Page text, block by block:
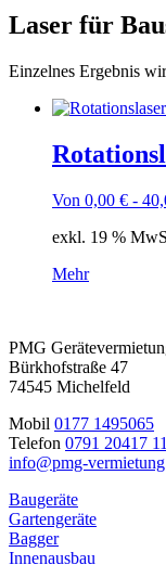
Laser für
Einzelnes Ergebnis
Von 0,00 € -
exkl. 19 %
Mehr
PMG
Bürkhofstraße 47
74545 Michelfeld
Mobil 0177 1495065
Telefon 0791 20417
info@pmg-
Baugeräte
Gartengeräte
Bagger
Innenausbau